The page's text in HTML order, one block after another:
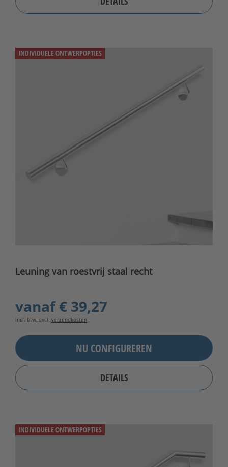
INDIVIDUELE ONTWERPOPTIES
Leuning van roestvrij staal recht
vanaf€ 39,27
incl. btw, excl. verzendkosten
NU CONFIGUREREN
DETAILS
INDIVIDUELE ONTWERPOPTIES